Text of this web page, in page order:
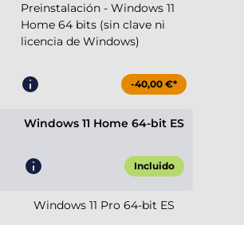
Preinstalación - Windows 11
Home 64 bits (sin clave ni
licencia de Windows)
-40,00 €*
Windows 11 Home 64-bit ES
Incluido
Windows 11 Pro 64-bit ES